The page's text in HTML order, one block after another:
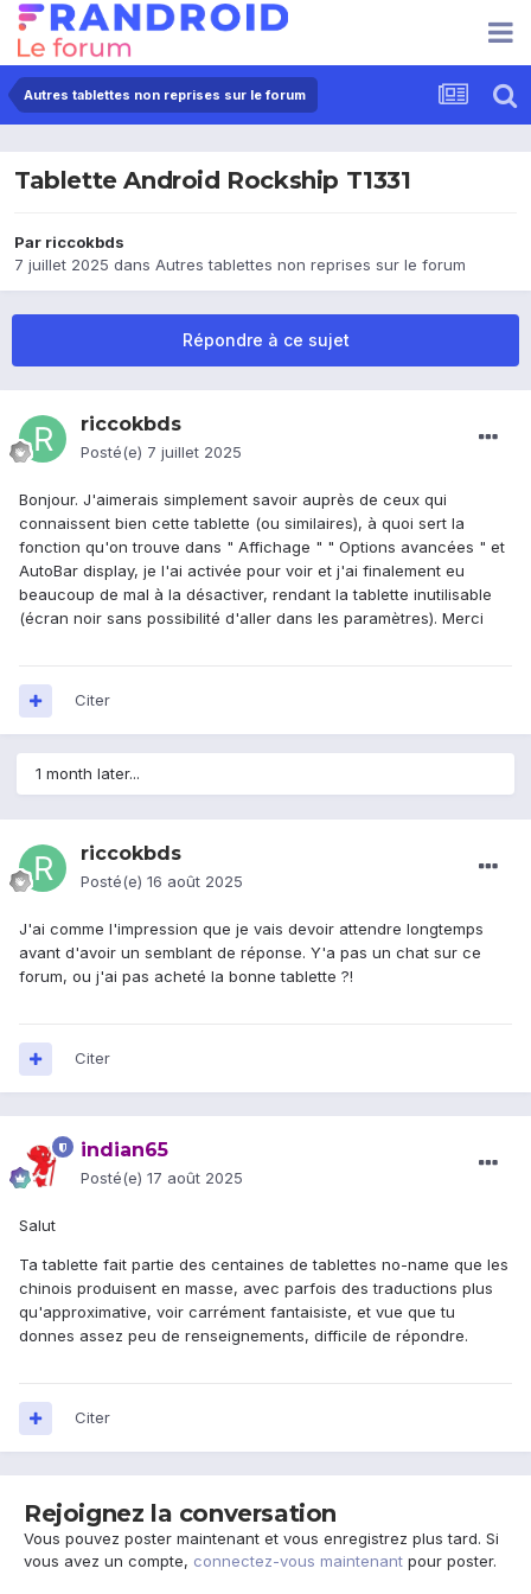
Autres tablettes non reprises sur le forum
Tablette Android Rockship T1331
Par riccokbds
7 juillet 2025 dans Autres tablettes non reprises sur le forum
Répondre à ce sujet
riccokbds
Posté(e) 7 juillet 2025
Bonjour. J'aimerais simplement savoir auprès de ceux qui
connaissent bien cette tablette (ou similaires), à quoi sert la
fonction qu'on trouve dans " Affichage " " Options avancées " et
AutoBar display, je l'ai activée pour voir et j'ai finalement eu
beaucoup de mal à la désactiver, rendant la tablette inutilisable
(écran noir sans possibilité d'aller dans les paramètres). Merci
Citer
1 month later...
riccokbds
Posté(e) 16 août 2025
J'ai comme l'impression que je vais devoir attendre longtemps
avant d'avoir un semblant de réponse. Y'a pas un chat sur ce
forum, ou j'ai pas acheté la bonne tablette ?!
Citer
indian65
Posté(e) 17 août 2025
Salut
Ta tablette fait partie des centaines de tablettes no-name que les
chinois produisent en masse, avec parfois des traductions plus
qu'approximative, voir carrément fantaisiste, et vue que tu
donnes assez peu de renseignements, difficile de répondre.
Citer
Rejoignez la conversation
Vous pouvez poster maintenant et vous enregistrez plus tard. Si
vous avez un compte, connectez-vous maintenant pour poster.